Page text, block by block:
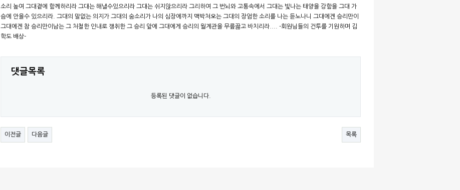
소리 높여 그대곁에 함께하리라 그대는 해낼수있으리라 그대는 쉬지않으리라 그리하여 그 번뇌와 고통속에서 그대는 빛나는 태양을 강함을 그대 가
슴에 안을수 있으리라. 그대의 말없는 의지가 그대의 숨소리가 나의 심장에까지 맥박쳐오는 그대의 장엄한 소리를 나는 듣노나니 그대에겐 승리만이
그대에겐 참 승리만이남는 그 처철한 인내로 쟁취한 그 승리 앞에 그대에게 승리의 월계관을 무릎끓고 바치리라.... -회원님들의 건투를 기원하며 김
학도 배상-
댓글목록
등록된 댓글이 없습니다.
이전글 다음글 목록